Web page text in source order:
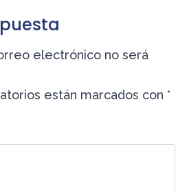
electrónico no será
están marcados con *